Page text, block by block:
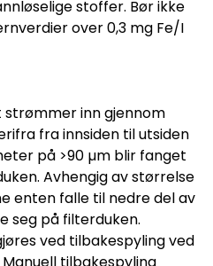
stoffer. Bør ikke
over 0,3 mg Fe/I
inn gjennom
fra innsiden til utsiden
på >90 µm blir fanget
Avhengig av størrelse
enten falle til nedre del av
seg på filterduken.
ved tilbakespyling ved
tilbakespyling